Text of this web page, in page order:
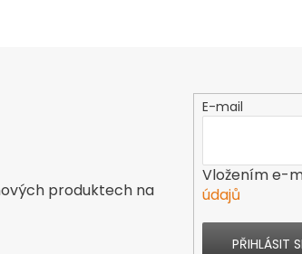
produktech na
E-mail
Vložením e-
údajů
PŘIHLÁSIT